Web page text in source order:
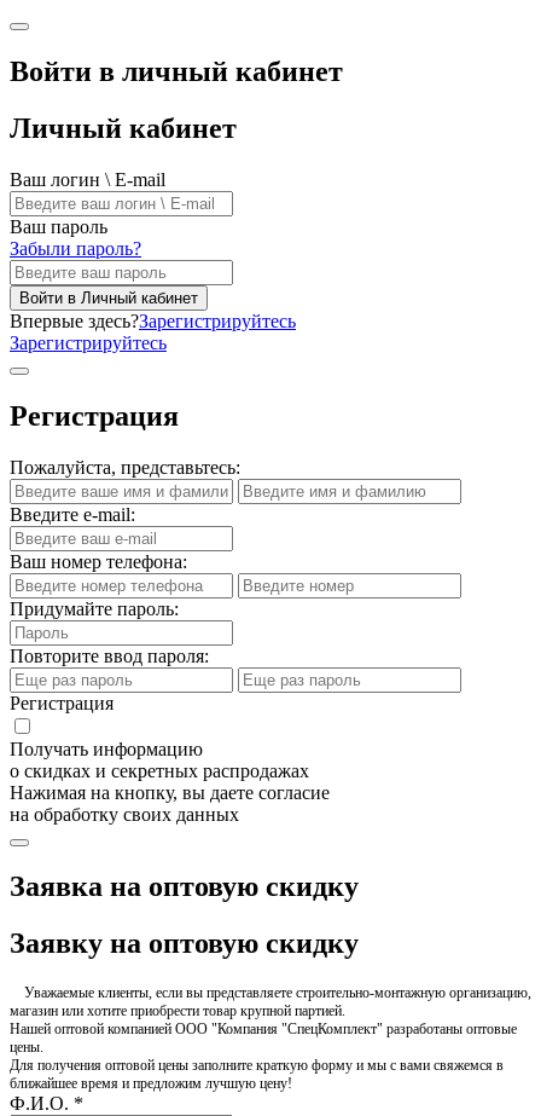
Войти в личный кабинет
Личный кабинет
Ваш логин \ E-mail
Ваш пароль
Забыли пароль?
Войти в Личный кабинет
Впервые здесь?Зарегистрируйтесь
Зарегистрируйтесь
Регистрация
Пожалуйста, представьтесь:
Введите e-mail:
Ваш номер телефона:
Придумайте пароль:
Повторите ввод пароля:
Регистрация
Получать информацию
о скидках и секретных распродажах
Нажимая на кнопку, вы даете согласие
на обработку своих данных
Заявка на оптовую скидку
Заявку на оптовую скидку
Уважаемые клиенты, если вы представляете строительно-монтажную организацию,
магазин или хотите приобрести товар крупной партией.
Нашей оптовой компанией ООО "Компания "СпецКомплект" разработаны оптовые
цены.
Для получения оптовой цены заполните краткую форму и мы с вами свяжемся в
ближайшее время и предложим лучшую цену!
Ф.И.О. *